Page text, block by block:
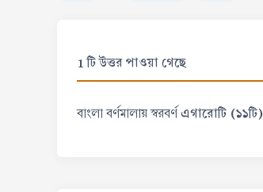
1 টি উত্তর পাওয়া গেছে
বাংলা বর্ণমালায় স্বরবর্ণএগারোটি (১১টি)